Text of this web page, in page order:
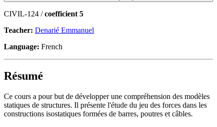
CIVIL-124 /coefficient 5
Teacher: Denarié Emmanuel
Language: French
Résumé
Ce cours a pour but de développer une compréhension des modèles
statiques de structures. Il présente l'étude du jeu des forces dans les
constructions isostatiques formées de barres, poutres et câbles.